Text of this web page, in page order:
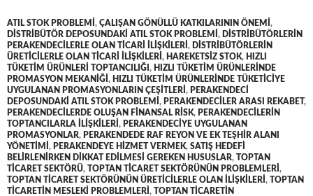
ATIL STOK PROBLEMI , ÇALIŞAN GÖNÜLLÜ KATKILARININ ÖNEMI ,
DISTRIBÜTÖR DEPOSUNDAKI ATIL STOK PROBLEMI , DISTRIBÜTÖRLERIN
PERAKENDECILERLE OLAN TICARI ILIŞKILERI , DISTRIBÜTÖRLERIN
ÜRETICILERLE OLAN TICARI ILIŞKILERI , HAREKETSIZ STOK, HIZLI
TÜKETIM ÜRÜNLERI TOPTANCILIĞI , HIZLI TÜKETIM ÜRÜNLERINDE
PROMASYON MEKANIĞI , HIZLI TÜKETIM ÜRÜNLERINDE TÜKETICIYE
UYGULANAN PROMASYONLARIN ÇEŞITLERI , PERAKENDECI
DEPOSUNDAKI ATIL STOK PROBLEMI , PERAKENDECILER ARASI REKABET,
PERAKENDECILERDE OLUŞAN FINANSAL RISK, PERAKENDECILERIN
TOPTANCILARLA ILIŞKILERI , PERAKENDECIYE UYGULANAN
PROMASYONLAR, PERAKENDEDE RAF REYON VE EK TEŞHIR ALANI
YÖNETIMI , PERAKENDEYE HIZMET VERMEK, SATIŞ HEDEFI
BELIRLENIRKEN DIKKAT EDILMESI GEREKEN HUSUSLAR, TOPTAN
TICARET SEKTÖRÜ, TOPTAN TICARET SEKTÖRÜNÜN PROBLEMLERI ,
TOPTAN TICARET SEKTÖRÜNÜN ÜRETICILERLE OLAN ILIŞKILERI , TOPTAN
TICARETIN MESLEKI PROBLEMLERI , TOPTAN TICARETIN